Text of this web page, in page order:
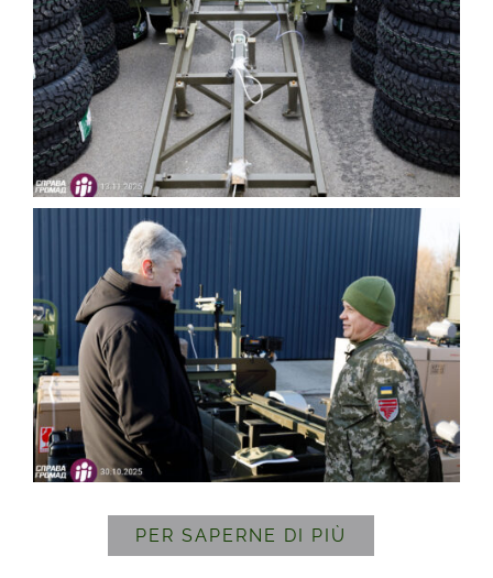
PER SAPERNE DI PIÙ